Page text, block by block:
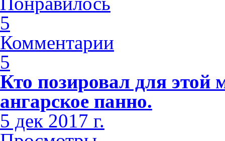
5
Комментарии
5
Кто позировал для этой
ангарское панно.
5 дек 2017 г.